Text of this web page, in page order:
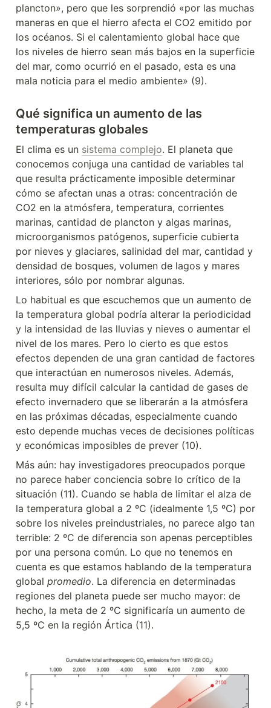
plancton», pero que les sorprendió «por las muchas
maneras en que el hierro afecta el CO2 emitido por
los océanos. Si el calentamiento global hace que
los niveles de hierro sean más bajos en la superficie
del mar, como ocurrió en el pasado, esta es una
mala noticia para el medio ambiente» (9).
Qué significa un aumento de las
temperaturas globales
El clima es un sistema complejo. El planeta que
conocemos conjuga una cantidad de variables tal
que resulta prácticamente imposible determinar
cómo se afectan unas a otras: concentración de
CO2 en la atmósfera, temperatura, corrientes
marinas, cantidad de plancton y algas marinas,
microorganismos patógenos, superficie cubierta
por nieves y glaciares, salinidad del mar, cantidad y
densidad de bosques, volumen de lagos y mares
interiores, sólo por nombrar algunas.
Lo habitual es que escuchemos que un aumento de
la temperatura global podría alterar la periodicidad
y la intensidad de las lluvias y nieves o aumentar el
nivel de los mares. Pero lo cierto es que estos
efectos dependen de una gran cantidad de factores
que interactúan en numerosos niveles. Además,
resulta muy difícil calcular la cantidad de gases de
efecto invernadero que se liberarán a la atmósfera
en las próximas décadas, especialmente cuando
esto depende muchas veces de decisiones políticas
y económicas imposibles de prever (10).
Más aún: hay investigadores preocupados porque
no parece haber conciencia sobre lo crítico de la
situación (11). Cuando se habla de limitar el alza de
la temperatura global a 2 ºC (idealmente 1,5 ºC) por
sobre los niveles preindustriales, no parece algo tan
terrible: 2 ºC de diferencia son apenas perceptibles
por una persona común. Lo que no tenemos en
cuenta es que estamos hablando de la temperatura
global promedio. La diferencia en determinadas
regiones del planeta puede ser mucho mayor: de
hecho, la meta de 2 ºC significaría un aumento de
5,5 ºC en la región Ártica (11).